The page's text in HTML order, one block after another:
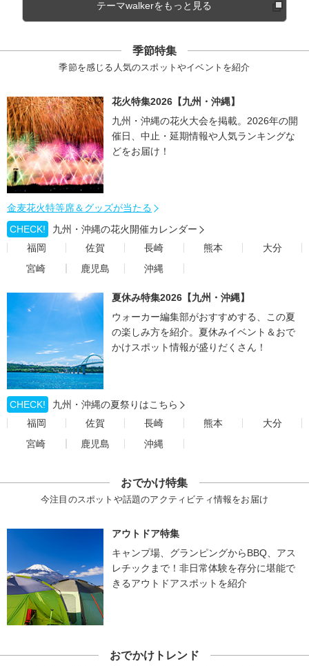
テーマwalkerをもっと見る
季節特集
季節を感じる人気のスポットやイベントを紹介
花火特集2026【九州・沖縄】
九州・沖縄の花火大会を掲載。2026年の開
催日、中止・延期情報や人気ランキングな
どをお届け！
金麦花火特等席＆グッズが当たる
CHECK!
九州・沖縄の花火開催カレンダー
福岡
佐賀 長崎 熊本
大分
宮崎
鹿児島 沖縄
夏休み特集2026【九州・沖縄】
ウォーカー編集部がおすすめする、この夏
の楽しみ方を紹介。夏休みイベント＆おで
かけスポット情報が盛りだくさん！
CHECK!
九州・沖縄の夏祭りはこちら
福岡
佐賀 長崎 熊本
大分
宮崎
鹿児島 沖縄
おでかけ特集
今注目のスポットや話題のアクティビティ情報をお届け
アウトドア特集
キャンプ場、グランピングからBBQ、アス
レチックまで！非日常体験を存分に堪能で
きるアウトドアスポットを紹介
おでかけトレンド